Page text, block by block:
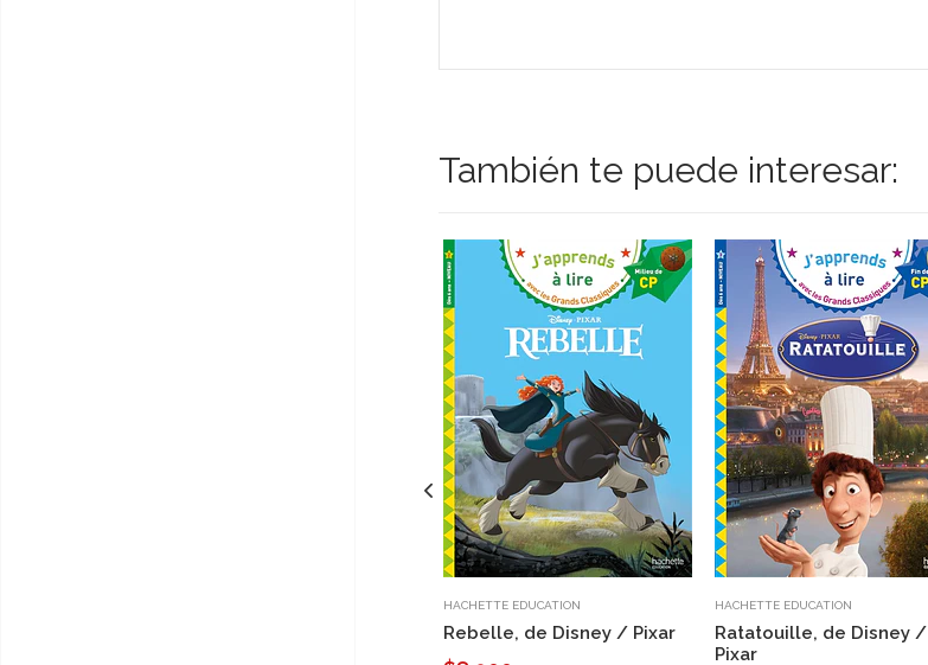
También te puede interesar:
HACHETTE EDUCATION
Rebelle, de Disney / Pixar
HACHETTE EDUCATION
Ratatouille, de Disney /
Pixar